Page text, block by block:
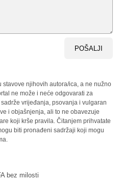
POŠALJI
stavove njihovih autora/ica, a ne nužno
ne može i neće odgovarati za
vrijeđanja, psovanja i vulgaran
i objašnjenja, ali to ne obavezuje
koji krše pravila. Čitanjem prihvatate
biti pronađeni sadržaji koji mogu
bez milosti